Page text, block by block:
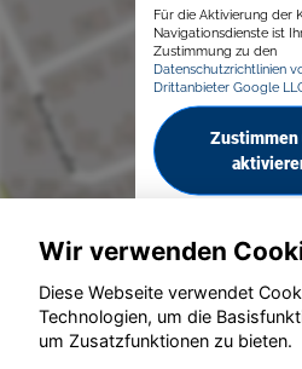
Für die Aktivierung der
Navigationsdienste ist
Zustimmung zu den
Datenschutzrichtlinien
Drittanbieter Google
Zustimmen
© konjunkturmotor.de
Wir verwenden
Diese Webseite verwendet
Technologien, um die
um Zusatzfunktionen zu bieten.